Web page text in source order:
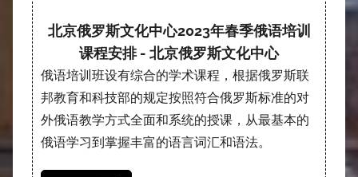
北京俄罗斯文化中心2023年春季俄语培训
课程安排 - 北京俄罗斯文化中心
俄语培训班设有综合的学术课程，根据俄罗斯联
邦教育和科技部的规定按照符合俄罗斯标准的对
外俄语教学方式全面和系统的授课，从最基本的
俄语学习到掌握丰富的语言词汇和语法。